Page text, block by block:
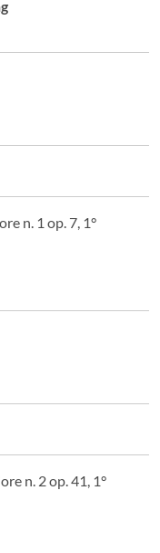
n. 1 op. 7, 1°
n. 2 op. 41, 1°